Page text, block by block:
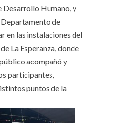
Desarrollo Humano, y
de
en las instalaciones del
La Esperanza, donde
acompañó y
participantes,
puntos de la